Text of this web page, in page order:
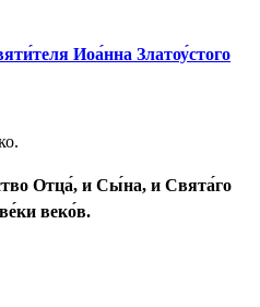
Иоа́нна Златоу́стого
Отца́, и Сы́на, и Свята́го
веко́в.